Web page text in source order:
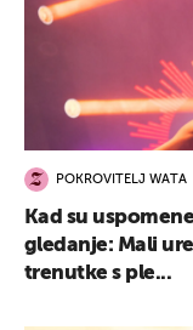
POKROVITELJ WATA
Kad su
gledanje: Mali
trenutke s ple...